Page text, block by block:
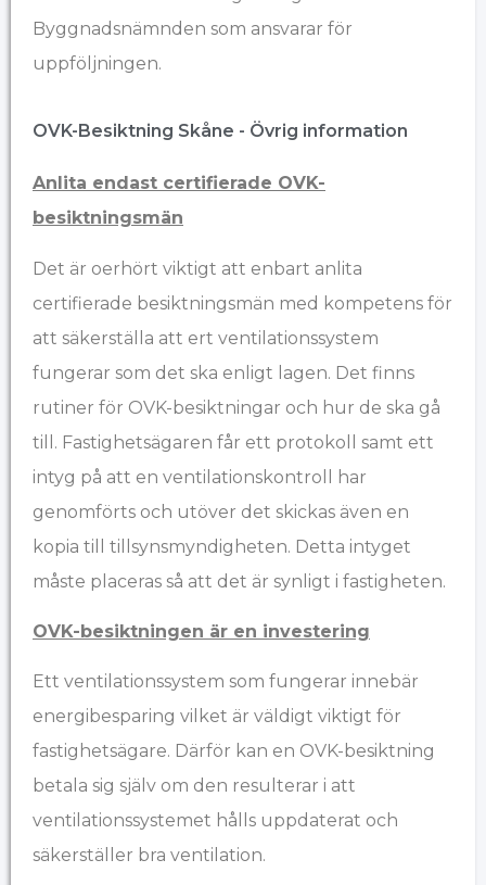
Byggnadsnämnden som ansvarar för
uppföljningen.
OVK-Besiktning Skåne - Övrig information​
Anlita endast certifierade OVK-
besiktningsmän
Det är oerhört viktigt att enbart anlita
certifierade besiktningsmän med kompetens för
att säkerställa att ert ventilationssystem
fungerar som det ska enligt lagen. Det finns
rutiner för OVK-besiktningar och hur de ska gå
till. Fastighetsägaren får ett protokoll samt ett
intyg på att en ventilationskontroll har
genomförts och utöver det skickas även en
kopia till tillsynsmyndigheten. Detta intyget
måste placeras så att det är synligt i fastigheten.
OVK-besiktningen är en investering
Ett ventilationssystem som fungerar innebär
energibesparing vilket är väldigt viktigt för
fastighetsägare. Därför kan en OVK-besiktning
betala sig själv om den resulterar i att
ventilationssystemet hålls uppdaterat och
säkerställer bra ventilation.